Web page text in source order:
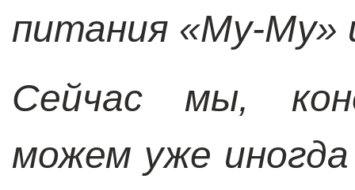
питания «Му-Му»
Сейчас мы,
можем уже